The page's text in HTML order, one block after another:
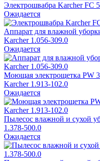
Электрошвабра Karcher FC
Ожидается
Аппарат для влажной
Karcher 1.056-309.0
Ожидается
Моющая электрощетка PW
Karcher 1.913-102.0
Ожидается
Пылесос влажной и сухой
1.378-500.0
Ожидается